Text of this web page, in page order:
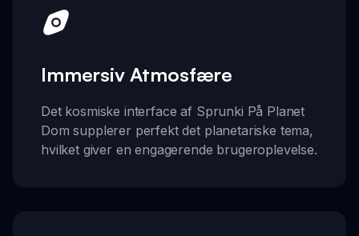
Immersiv Atmosfære
Det kosmiske interface af Sprunki På Planet
Dom supplerer perfekt det planetariske tema,
hvilket giver en engagerende brugeroplevelse.